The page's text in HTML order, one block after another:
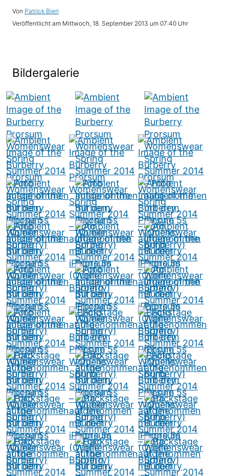
Von Patrick Bieri
Veröffentlicht am Mittwoch, 18. September 2013 um 07:40 Uhr
Bildergalerie